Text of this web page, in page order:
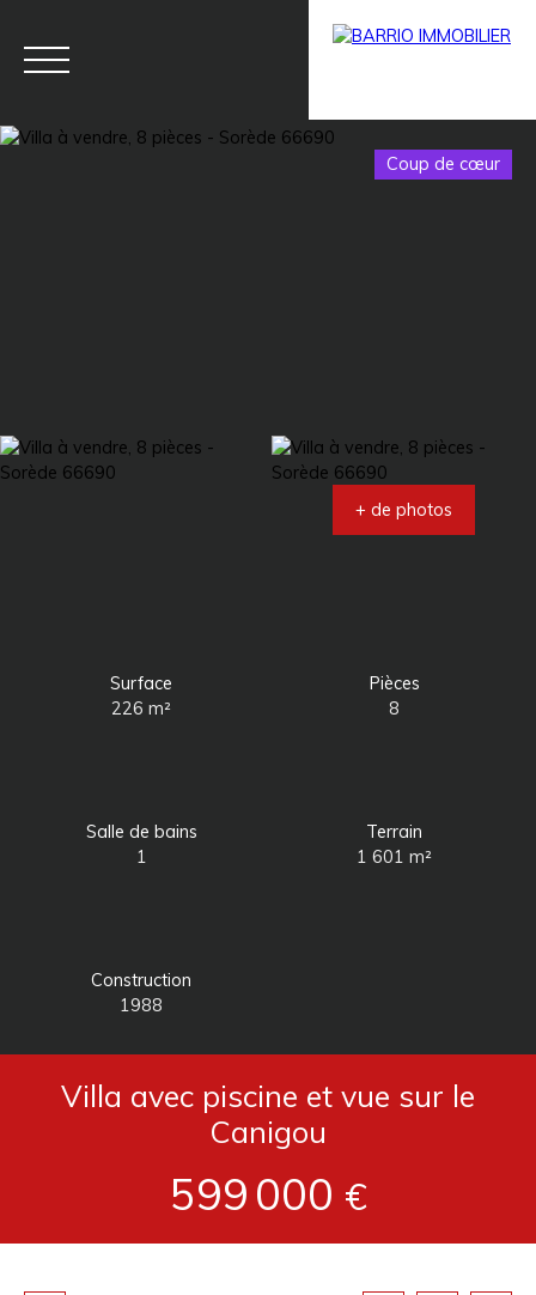
Coup de cœur
+ de photos
Surface
226m²
Pièces
8
Salle de bains
1
Terrain
1 601m²
Construction
1988
Villa avec piscine et vue sur le
Canigou
599 000 €